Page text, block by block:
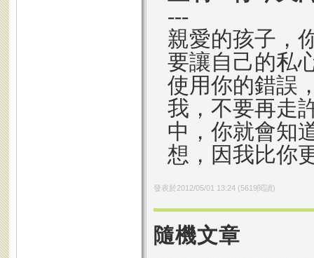
---
親愛的孩子，
要讓自己的私
使用你的錯誤
我，不要再走
中，你就會知
想，因我比你
發表於2012/05/01 13:24(5619閱讀)
隨機文章